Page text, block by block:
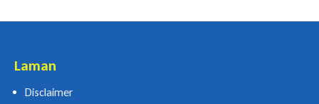
Laman
Disclaimer